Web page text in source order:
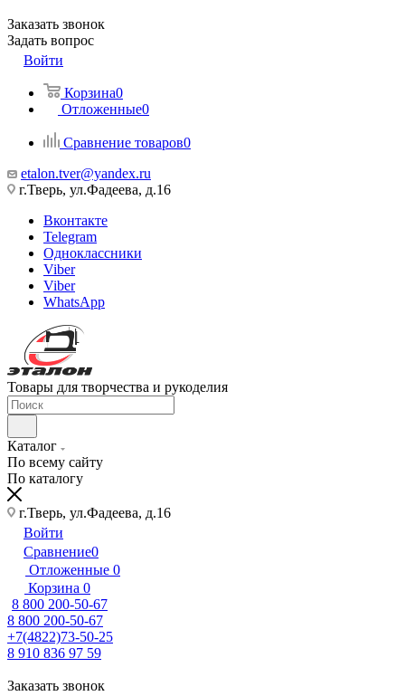
Заказать звонок
Задать вопрос
Войти
Корзина0
Отложенные0
Сравнение товаров0
etalon.tver@yandex.ru
г.Тверь, ул.Фадеева, д.16
Вконтакте
Telegram
Одноклассники
Viber
Viber
WhatsApp
Товары для творчества и рукоделия
Каталог
По всему сайту
По каталогу
г.Тверь, ул.Фадеева, д.16
Войти
Сравнение0
Отложенные 0
Корзина 0
8 800 200-50-67
8 800 200-50-67
+7(4822)73-50-25
8 910 836 97 59
Заказать звонок